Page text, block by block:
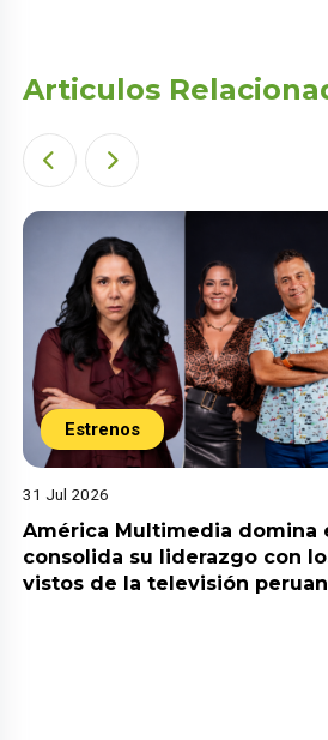
Articulos
Estrenos
31 Jul 2026
América Multimedia domina
consolida su liderazgo con
vistos de la televisión